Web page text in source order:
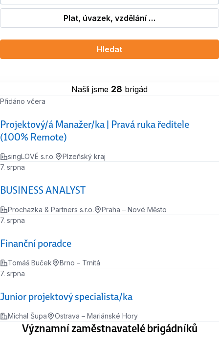
Plat, úvazek, vzdělání …
Hledat
Našli jsme 28 brigád
Projektový/á Manažer/ka | Pravá ruka ředitele
(100% Remote)
Přidáno včera
singLOVÉ s.r.o. Plzeňský kraj
BUSINESS ANALYST
7. srpna
Prochazka & Partners s.r.o. Praha – Nové Město
Finanční poradce
7. srpna
Tomáš Buček Brno – Trnitá
Junior projektový specialista/ka
7. srpna
Michal Šupa Ostrava – Mariánské Hory
Významní zaměstnavatelé brigádníků